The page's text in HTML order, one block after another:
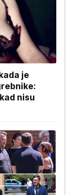
je
nisu